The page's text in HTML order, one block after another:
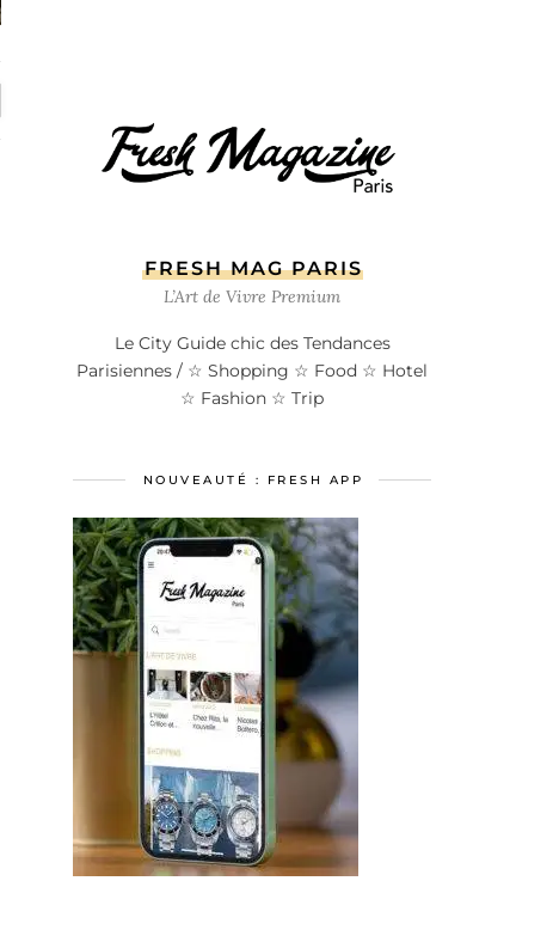
FRESH MAG PARIS
L’Art de Vivre Premium
Le City Guide chic des Tendances
Parisiennes / ☆ Shopping ☆ Food ☆ Hotel
☆ Fashion ☆ Trip
NOUVEAUTÉ : FRESH APP